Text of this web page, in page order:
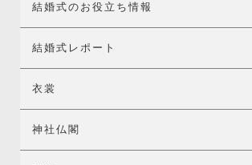
結婚式のお役立ち情報
結婚式レポート
衣裳
神社仏閣